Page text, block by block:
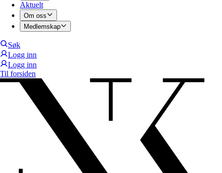
Aktuelt
Om oss
Medlemskap
Søk
Logg inn
Logg inn
Til forsiden